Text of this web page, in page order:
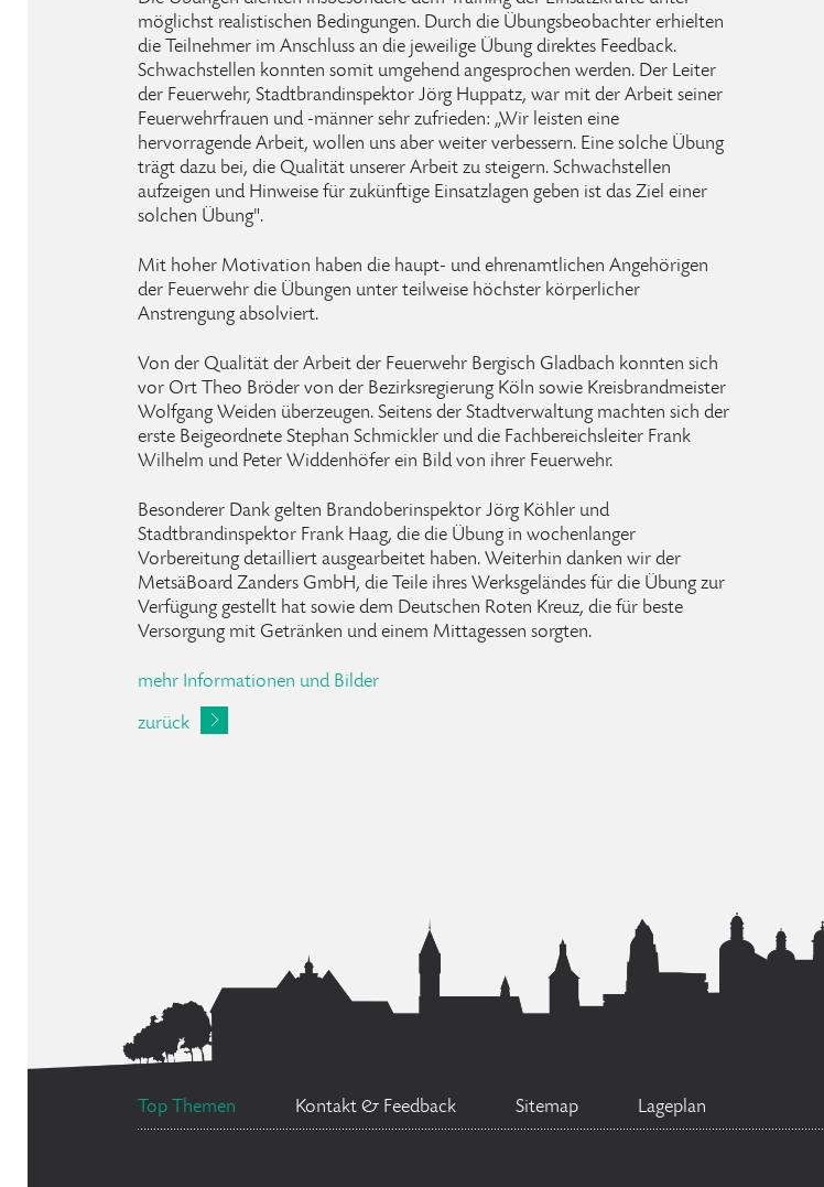
möglichst realistischen Bedingungen. Durch die Übungsbeobachter erhielten
die Teilnehmer im Anschluss an die jeweilige Übung direktes Feedback.
Schwachstellen konnten somit umgehend angesprochen werden. Der Leiter
der Feuerwehr, Stadtbrandinspektor Jörg Huppatz, war mit der Arbeit seiner
Feuerwehrfrauen und -männer sehr zufrieden: „Wir leisten eine
hervorragende Arbeit, wollen uns aber weiter verbessern. Eine solche Übung
trägt dazu bei, die Qualität unserer Arbeit zu steigern. Schwachstellen
aufzeigen und Hinweise für zukünftige Einsatzlagen geben ist das Ziel einer
solchen Übung".
Mit hoher Motivation haben die haupt- und ehrenamtlichen Angehörigen
der Feuerwehr die Übungen unter teilweise höchster körperlicher
Anstrengung absolviert.
Von der Qualität der Arbeit der Feuerwehr Bergisch Gladbach konnten sich
vor Ort Theo Bröder von der Bezirksregierung Köln sowie Kreisbrandmeister
Wolfgang Weiden überzeugen. Seitens der Stadtverwaltung machten sich der
erste Beigeordnete Stephan Schmickler und die Fachbereichsleiter Frank
Wilhelm und Peter Widdenhöfer ein Bild von ihrer Feuerwehr.
Besonderer Dank gelten Brandoberinspektor Jörg Köhler und
Stadtbrandinspektor Frank Haag, die die Übung in wochenlanger
Vorbereitung detailliert ausgearbeitet haben. Weiterhin danken wir der
MetsäBoard Zanders GmbH, die Teile ihres Werksgeländes für die Übung zur
Verfügung gestellt hat sowie dem Deutschen Roten Kreuz, die für beste
Versorgung mit Getränken und einem Mittagessen sorgten.
mehr Informationen und Bilder
zurück
Top Themen Kontakt & Feedback Sitemap Lageplan